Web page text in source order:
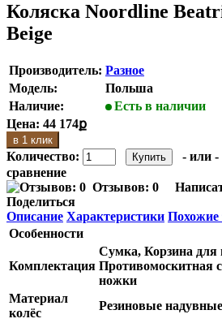
Коляска Noordline
Beige
Производитель: Разное
Модель:
Польша
Наличие:
Есть в наличии
Цена: 44 174ք
в 1 клик
Количество: - или -
сравнение
Отзывов: 0
Поделиться
Описание Характеристики Похожие
Особенности
Комплектация
Сумка, Корзина для
Противомоскитная
ножки
Материал
колёс
Резиновые надувные